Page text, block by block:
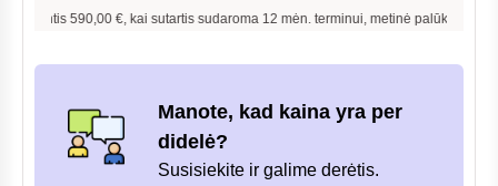
590,00€, kai sutartis sudaroma12mėn. terminui, metinė palūkanų norma –
Manote, kad kaina yra per
didelė?
Susisiekite ir galime derėtis.